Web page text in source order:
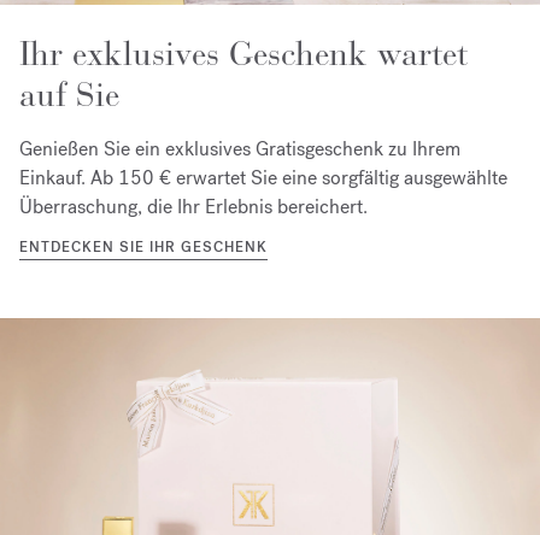
Ihr exklusives Geschenk wartet
auf Sie
Genießen Sie ein exklusives Gratisgeschenk zu Ihrem
Einkauf. Ab 150 € erwartet Sie eine sorgfältig ausgewählte
Überraschung, die Ihr Erlebnis bereichert.
ENTDECKEN SIE IHR GESCHENK